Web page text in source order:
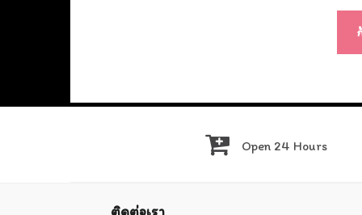
เรื่อง
Open 24 Hours
ติดต่อเรา